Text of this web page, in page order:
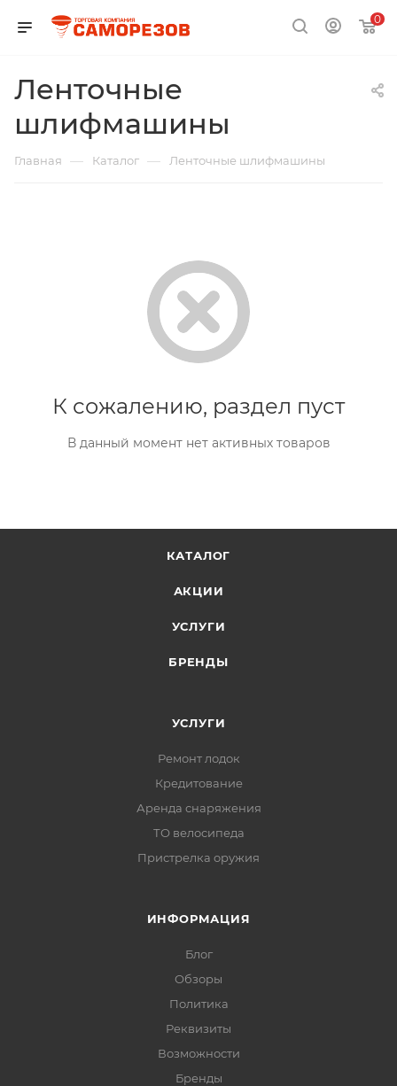
0
Ленточные
шлифмашины
Главная — Каталог — Ленточные шлифмашины
К сожалению, раздел пуст
В данный момент нет активных товаров
КАТАЛОГ
АКЦИИ
УСЛУГИ
БРЕНДЫ
УСЛУГИ
Ремонт лодок
Кредитование
Аренда снаряжения
ТО велосипеда
Пристрелка оружия
ИНФОРМАЦИЯ
Блог
Обзоры
Политика
Реквизиты
Возможности
Бренды